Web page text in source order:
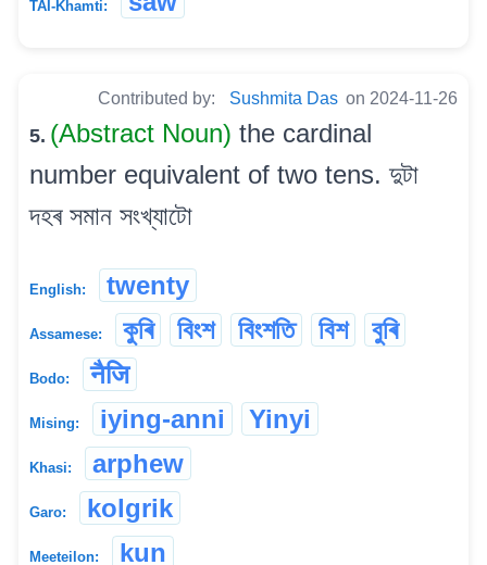
TAI-Khamti:
Contributed by: Sushmita Das on 2024-11-26
5. (Abstract Noun) the cardinal
number equivalent of two tens. দুটা
দহৰ সমান সংখ্যাটো
English: twenty
Assamese: কুৰি বিংশ বিংশতি বিশ বুৰি
Bodo: नैजि
Mising: iying-anni Yinyi
Khasi: arphew
Garo: kolgrik
Meeteilon: kun